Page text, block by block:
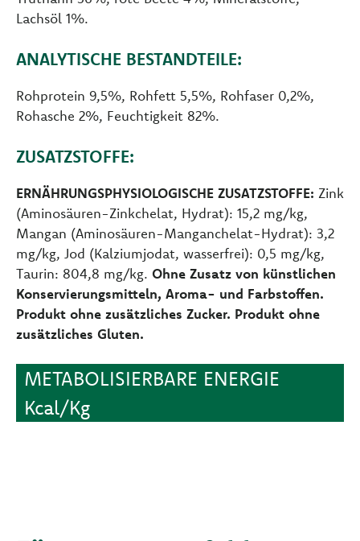
Lachsöl 1%.
ANALYTISCHE BESTANDTEILE:
Rohprotein 9,5%, Rohfett 5,5%, Rohfaser 0,2%,
Rohasche 2%, Feuchtigkeit 82%.
ZUSATZSTOFFE:
ERNÄHRUNGSPHYSIOLOGISCHE ZUSATZSTOFFE: Zink
(Aminosäuren-Zinkchelat, Hydrat): 15,2 mg/kg,
Mangan (Aminosäuren-Manganchelat-Hydrat): 3,2
mg/kg, Jod (Kalziumjodat, wasserfrei): 0,5 mg/kg,
Taurin: 804,8 mg/kg. Ohne Zusatz von künstlichen
Konservierungsmitteln, Aroma- und Farbstoffen.
Produkt ohne zusätzliches Zucker. Produkt ohne
zusätzliches Gluten.
METABOLISIERBARE ENERGIE
Kcal/Kg